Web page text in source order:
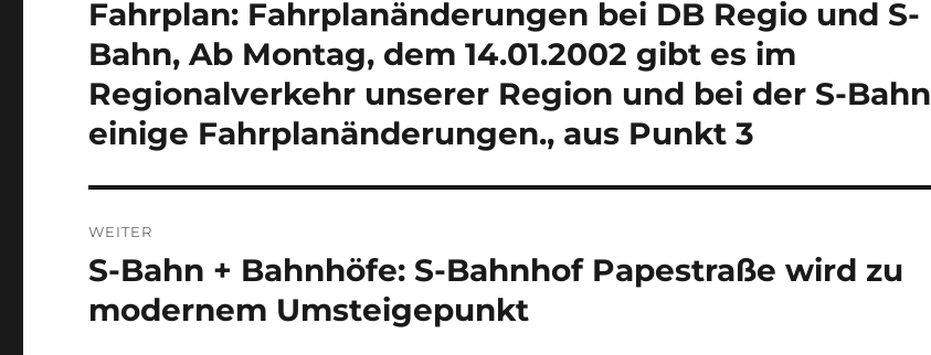
Vorheriger
Beitrag:
Fahrplan: Fahrplanänderungen bei DB Regio und S-
Bahn, Ab Montag, dem 14.01.2002 gibt es im
Regionalverkehr unserer Region und bei der S-Bahn
einige Fahrplanänderungen., aus Punkt 3
WEITER
Nächster
Beitrag:
S-Bahn + Bahnhöfe: S-Bahnhof Papestraße wird zu
modernem Umsteigepunkt